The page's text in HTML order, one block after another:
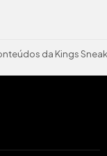
da Kings